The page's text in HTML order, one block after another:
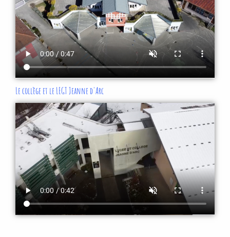
Le collège et le LEGT Jeanne d'Arc